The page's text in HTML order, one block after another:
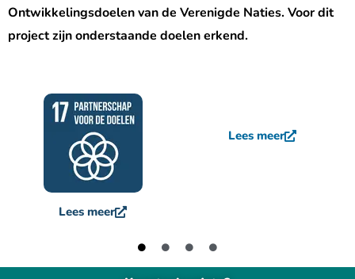
Ontwikkelingsdoelen van de Verenigde Naties. Voor dit
project zijn onderstaande doelen erkend.
Lees meer
Lees meer